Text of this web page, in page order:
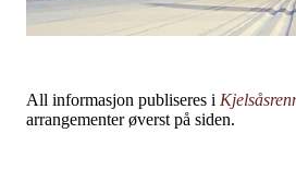
All informasjon publiseres i
arrangementer øverst på siden.